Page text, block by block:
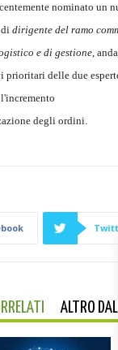
nominato un
dirigente del ramo
e di gestione,
prioritari delle due
degli ordini.
ALTRO